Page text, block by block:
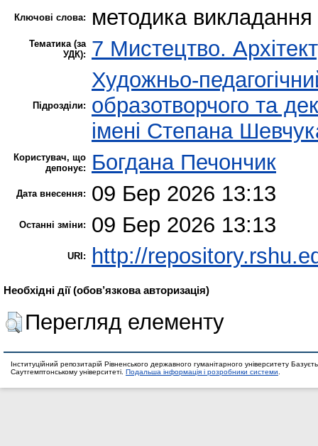
Ключові слова: методика
Тематика (за
УДК):
7 Мистецтво.
Підрозділи:
Художньо-
образотворчого та
імені Степана
Користувач, що
депонує:
Богдана Печончик
Дата внесення: 09 Бер 2026 13:13
Останні зміни: 09 Бер 2026 13:13
URI: http://
Необхідні дії (обов’язкова авторизація)
Перегляд елементу
Інституційний репозитарій Рівненського державного гуманітарного університету
Саутгемптонському університеті. Подальша інформація і розробники системи